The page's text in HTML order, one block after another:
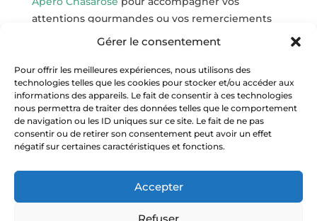
Gérer le consentement
Pour offrir les meilleures expériences, nous utilisons des
technologies telles que les cookies pour stocker et/ou accéder aux
informations des appareils. Le fait de consentir à ces technologies
nous permettra de traiter des données telles que le comportement
de navigation ou les ID uniques sur ce site. Le fait de ne pas
consentir ou de retirer son consentement peut avoir un effet
négatif sur certaines caractéristiques et fonctions.
Accepter
Refuser
attentions gourmandes ou vos remerciements
5. Centre de table gourmand
Enfin, sublimez votre coin festif avec une
décorationmaisonà la fois naturelle et
gourmande. Disposez quelques branches de pin,
des bougies parfumées, des pommes rouges et
ambiance féerique. Ajoutez des rubans dorés,
des paillettes argentées et de petites étoiles en